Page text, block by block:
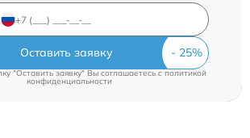
Оставить заявку
"Оставить заявку" Вы соглашаетесь c политикой
конфиденциальности